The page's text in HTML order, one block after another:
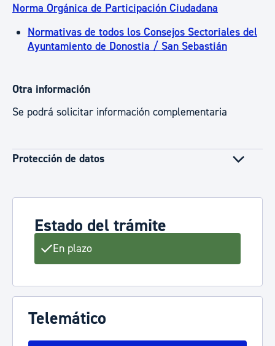
Norma Orgánica de Participación Ciudadana
Normativas de todos los Consejos Sectoriales del
Ayuntamiento de Donostia / San Sebastián
Otra información
Se podrá solicitar información complementaria
Protección de datos
Estado del trámite
En plazo
Telemático